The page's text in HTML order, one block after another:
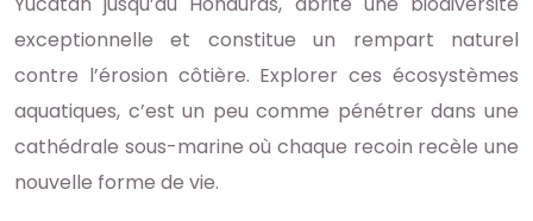
exceptionnelle et constitue un rempart naturel
contre l’érosion côtière. Explorer ces écosystèmes
aquatiques, c’est un peu comme pénétrer dans une
cathédrale sous-marine où chaque recoin recèle une
nouvelle forme de vie.